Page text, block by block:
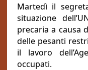
Martedì il
situazione
precaria a causa
delle pesanti
il lavoro
occupati.